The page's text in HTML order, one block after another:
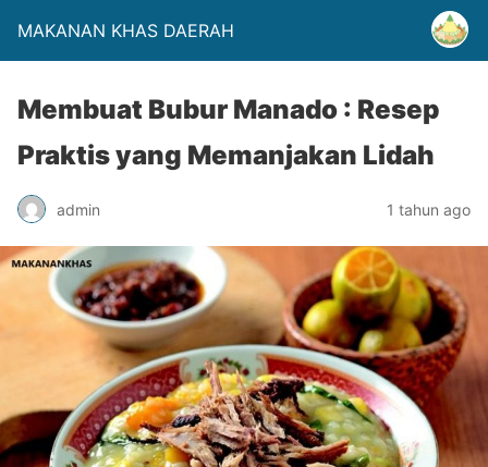
MAKANAN KHAS DAERAH
Membuat Bubur Manado : Resep
Praktis yang Memanjakan Lidah
admin 1 tahun ago